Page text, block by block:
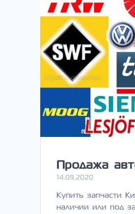
Продажа
14.09.2020
Купить запчасти
наличии или под